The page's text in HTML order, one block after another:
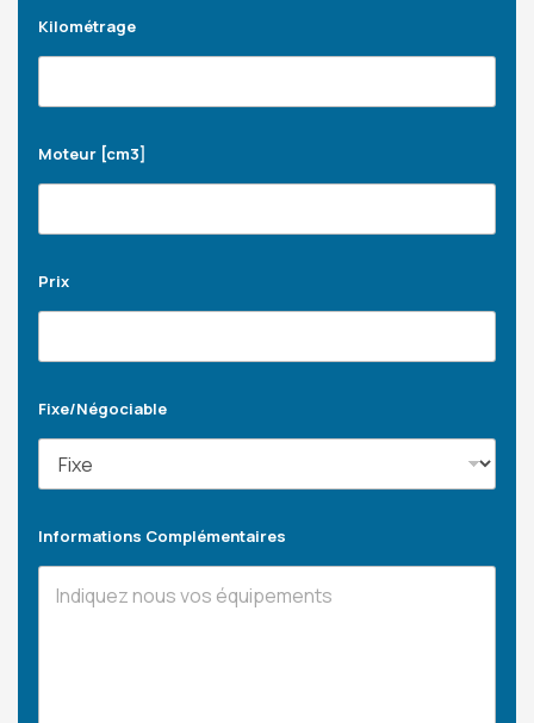
Kilométrage
Moteur [cm3]
Prix
Fixe/Négociable
Informations Complémentaires